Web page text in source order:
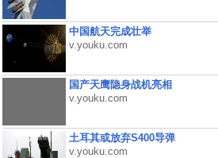
中国航天完成壮举
v.youku.com
国产天鹰隐身战机亮相
v.youku.com
土耳其或放弃S400导弹
v.youku.com